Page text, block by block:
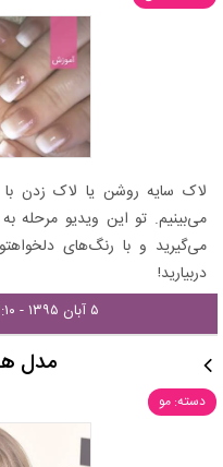
لاک سایه روشن یا لاک زدن
می‌بینیم. تو این ویدیو مرحله
می‌گیرید و با رنگ‌های
دربیارید!
۵ آبان ۱۳۹۵ - ۲۲:۱۰
مدل
دسته: مو